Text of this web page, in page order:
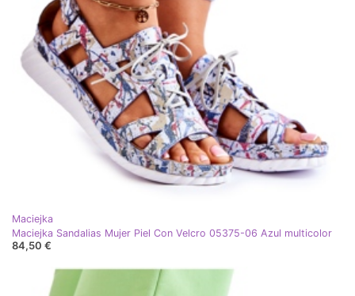
Maciejka
Maciejka Sandalias Mujer Piel Con Velcro 05375-06 Azul multicolor
84,50 €